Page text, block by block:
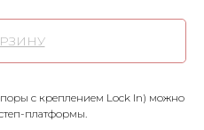
с креплением Lock In) можно
платформы.